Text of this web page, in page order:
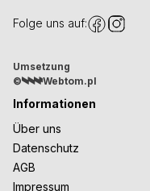
Folge uns auf:
Umsetzung
©
Webtom.pl
Informationen
Über uns
Datenschutz
AGB
Impressum